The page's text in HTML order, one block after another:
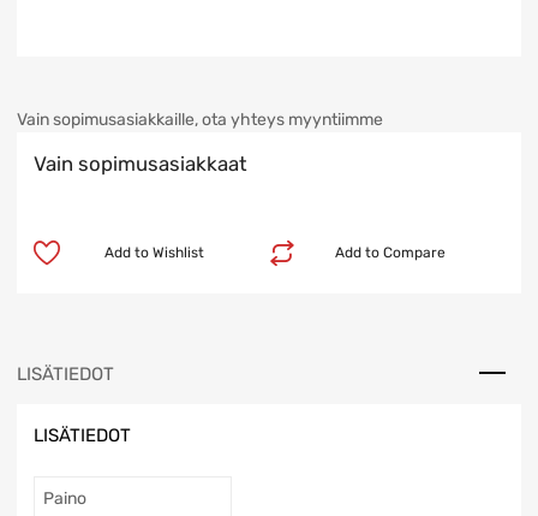
Vain sopimusasiakkaille, ota yhteys myyntiimme
Vain sopimusasiakkaat
Add to Compare
Add to Wishlist
LISÄTIEDOT
LISÄTIEDOT
Paino